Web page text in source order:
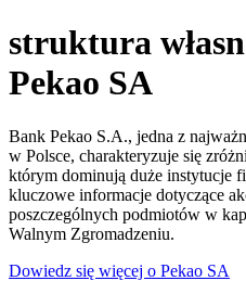
struktura
Pekao SA
Bank Pekao S.A., jedna z
w Polsce, charakteryzuje się
którym dominują duże instytucje
kluczowe informacje dotyczące
poszczególnych podmiotów w
Walnym Zgromadzeniu.
Dowiedz się więcej o Pekao SA